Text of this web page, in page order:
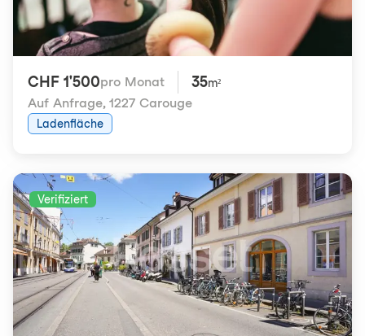
CHF 1'500pro Monat 35m²
Auf Anfrage, 1227 Carouge
Ladenfläche
Verifiziert